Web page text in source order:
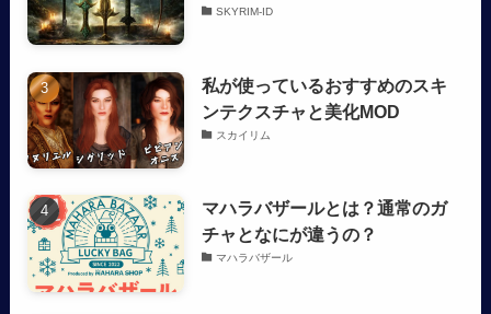
SKYRIM-ID
私が使っているおすすめのスキ
ンテクスチャと美化MOD
スカイリム
マハラバザールとは？通常のガ
チャとなにが違うの？
マハラバザール